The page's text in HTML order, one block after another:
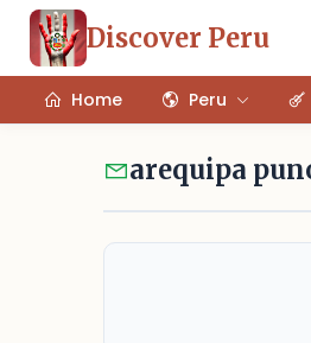
Discover Peru
Home Peru
arequipa